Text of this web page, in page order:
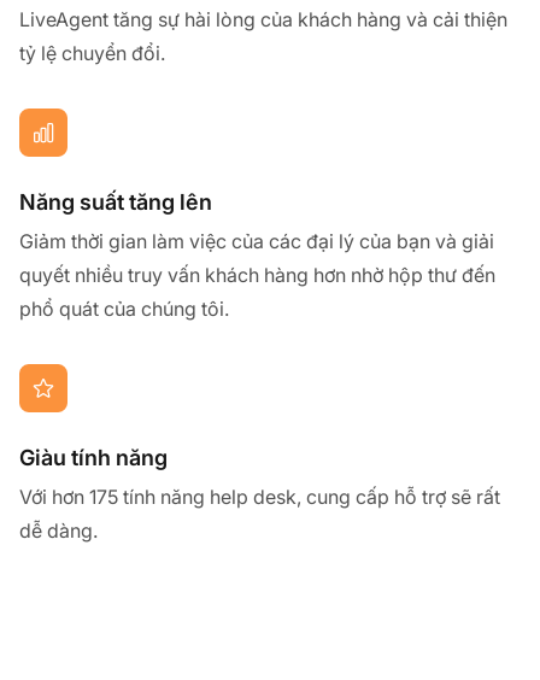
LiveAgent tăng sự hài lòng của khách hàng và cải thiện
tỷ lệ chuyển đổi.
Năng suất tăng lên
Giảm thời gian làm việc của các đại lý của bạn và giải
quyết nhiều truy vấn khách hàng hơn nhờ hộp thư đến
phổ quát của chúng tôi.
Giàu tính năng
Với hơn 175 tính năng help desk, cung cấp hỗ trợ sẽ rất
dễ dàng.